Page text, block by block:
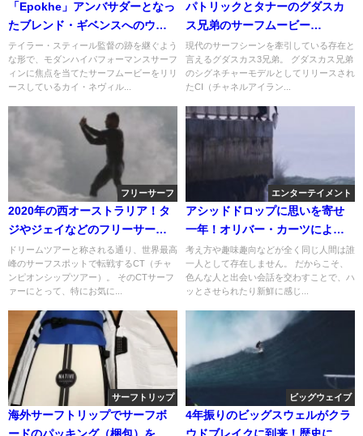
「Epokhe」アンバサダーとなっ
たブレンド・ギベンスへのウェ
ルカム動画
テイラー・スティール監督の跡を継ぐよう
な形で、モダンハイパフォーマンスサーフ
ィンに焦点を当てたサーフムービーをリリ
ースしているカイ・ネヴィル...
パトリックとタナーのグダスカ
ス兄弟のサーフムービー
「Sunburn」
現代のサーフシーンを牽引している存在と
言えるグダスカス3兄弟。 グダスカス兄弟
のシグネチャーモデルとしてリリースされ
たCI（チャネルアイラン...
フリーサーフ
2020年の西オーストラリア！タ
ジやジェイなどのフリーサーフ
ィン動画
ドリームツアーと称される通り、世界最高
峰のサーフスポットで転戦するCT（チャ
ンピオンシップツアー）。 そのCTサーフ
ァーにとって、特にお気に...
エンターテイメント
アシッドドロップに思いを寄せ
一年！オリバー・カーツによる
念願のメイク動画
考え方や趣味趣向などが全く同じ人間は誰
一人として存在しません。 だからこそ、
色んな人と出会い会話を交わすことで、ハ
ッとさせられたり新鮮に感じ...
サーフトリップ
海外サーフトリップでサーフボ
ードのパッキング（梱包）を簡
ビッグウェイブ
4年振りのビッグスウェルがクラ
ウドブレイクに到来！歴史に残